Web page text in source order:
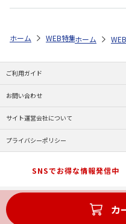
カ
ホーム WEB特集 非食品
ホーム
ご利用ガイド
お問い合わせ
サイト運営会社について
プライバシーポリシー
SNSでお得な情報発信中